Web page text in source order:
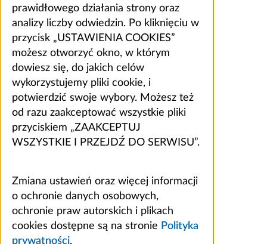
prawidłowego działania strony oraz
analizy liczby odwiedzin. Po kliknięciu w
przycisk „USTAWIENIA COOKIES”
możesz otworzyć okno, w którym
dowiesz się, do jakich celów
wykorzystujemy pliki cookie, i
potwierdzić swoje wybory. Możesz też
od razu zaakceptować wszystkie pliki
przyciskiem „ZAAKCEPTUJ
WSZYSTKIE I PRZEJDŹ DO SERWISU”.
Zmiana ustawień oraz więcej informacji
o ochronie danych osobowych,
ochronie praw autorskich i plikach
cookies dostępne są na stronie Polityka
prywatności.